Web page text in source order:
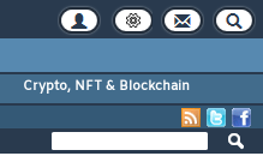
Crypto, NFT & Blockchain